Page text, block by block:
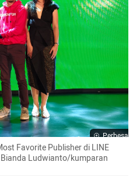
Perbesar
Favorite Publisher di LINE
Ludwianto/kumparan